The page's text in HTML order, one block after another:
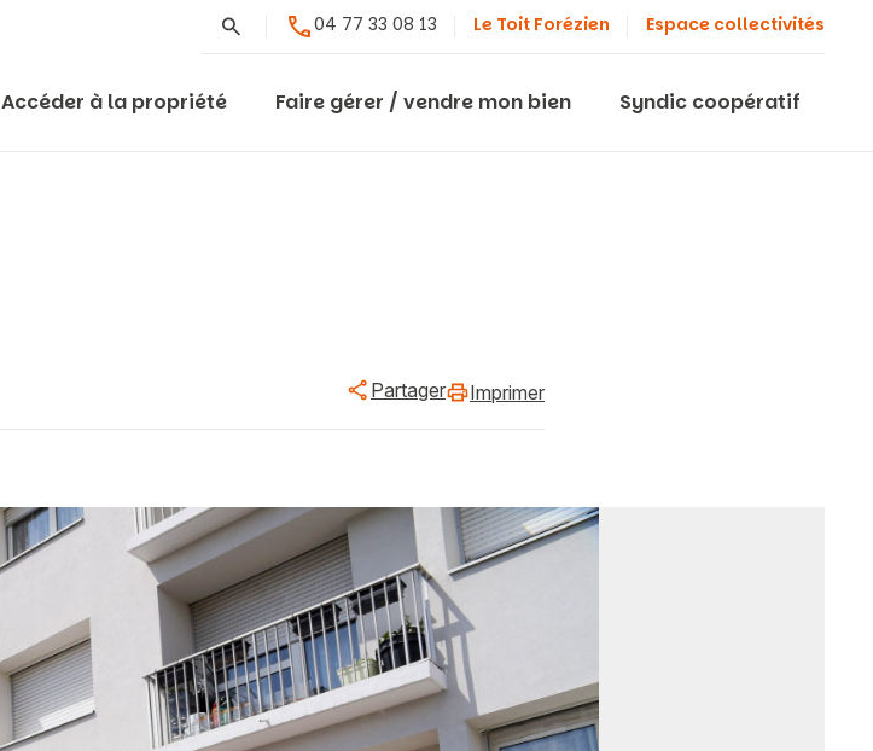
Rechercher04 77 33 08 13 Le Toit Forézien Espace collectivités
Accéder à la propriété Faire gérer / vendre mon bien Syndic coopératif
Partager Imprimer